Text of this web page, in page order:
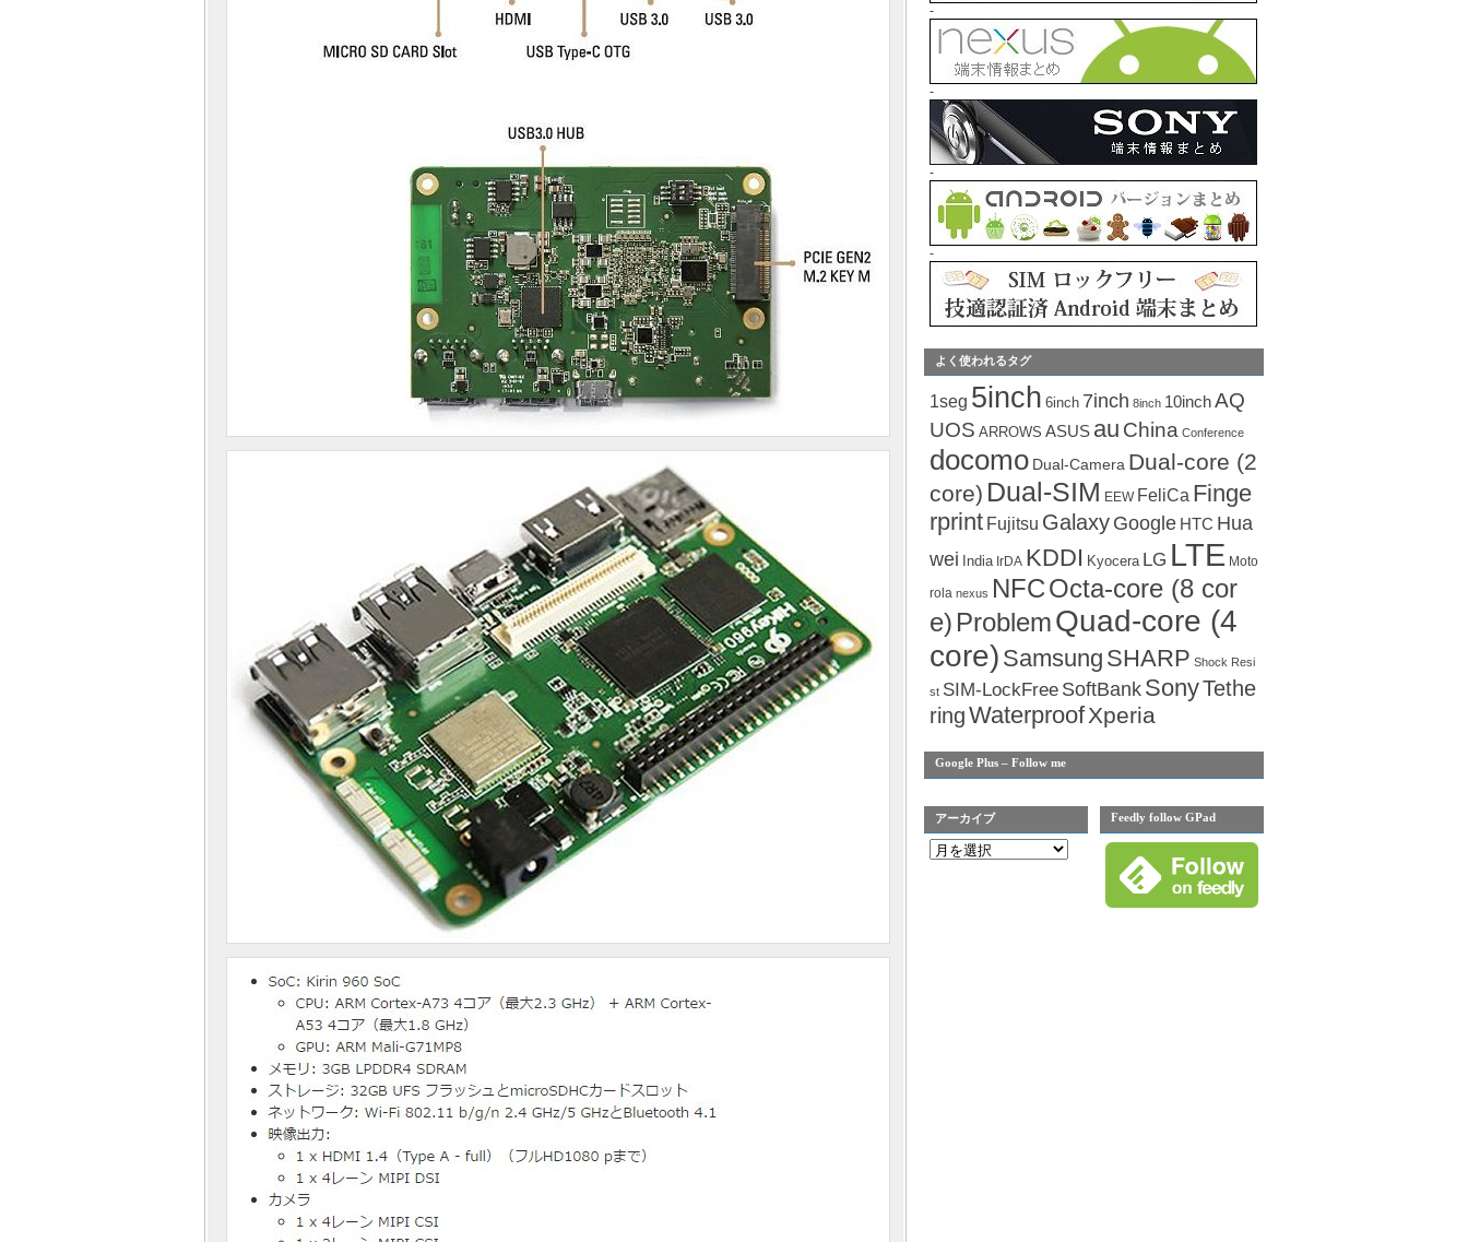
-
-
-
-
よく使われるタグ
1seg 5inch 6inch 7inch 8inch 10inchAQ
UOS ARROWS ASUS au China Conference
docomo Dual-Camera Dual-core (2
core) Dual-SIM EEW FeliCa Finge
rprint Fujitsu Galaxy Google HTC Hua
wei India IrDA KDDI Kyocera LG LTE Moto
rola nexus NFCOcta-core (8 cor
e) ProblemQuad-core (4
core) Samsung SHARP Shock Resi
st SIM-LockFree SoftBank SonyTethe
ringWaterproofXperia
Google Plus – Follow me
アーカイブ Feedly follow GPad